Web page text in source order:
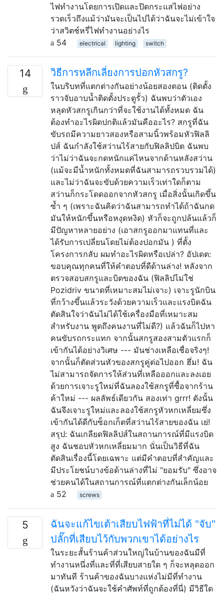
ไฟทำงานโดยการเปิดและปิดกระแสไฟอย่าง
รวดเร็วถึงแม้ว่ามันจะเป็นไปได้ว่าฉันจะไม่เข้าใจ
ว่าสวิตช์หรี่ไฟทำงานอย่างไร
54
electrical lighting switch
14 วิธีการหลีกเลี่ยงการปอกหัวสกรู?
ในบริบทที่แตกต่างกันอย่างน้อยสองตอน (ติดตั้ง
ราวจับอาบน้ำติดตั้งประตูรั้ว) ฉันพบว่าตัวเอง
หลุดหัวสกรูเกินกว่าที่จะใช้งานได้ทั้งหมด ฉัน
ต้องทำอะไรผิดปกติแล้วมันคืออะไร? สกรูที่ฉัน
ขับรถมีความยาวสองหรือสามนิ้วพร้อมหัวฟิลลิ
ปส์ ฉันกำลังใช้สว่านไร้สายกับฟิลลิปบิต ฉันพบ
ว่าไม่ว่าฉันจะกดหนักแค่ไหนจากด้านหลังสว่าน
(แม้จะมีน้ำหนักทั้งหมดที่ฉันสามารถรวบรวมได้)
และไม่ว่าฉันจะขับด้วยความเร็วเท่าใดก็ตาม
สว่านก็กระโดดออกจากหัวสกรู เมื่อสิ่งนั้นเกิดขึ้น
ซ้ำ ๆ (เพราะฉันคิดว่าฉันสามารถทำได้ถ้าฉันกด
มันให้หนักขึ้นหรือหงุดหงิด) หัวก็จะถูกปล้นแล้วก็
มีปัญหาหลายอย่าง (เอาสกรูออกมาแทนที่และ
ได้รับการเปลี่ยนโดยไม่ต้องปอกมัน ) ที่ตั้ง
โครงการกลับ ผมทำอะไรผิดหรือเปล่า? อัปเดต:
ขอบคุณทุกคนที่ให้คำตอบที่ดีด้านล่าง! หลังจาก
ตรวจสอบสกรูและบิตของฉัน (ฟิลลิปไม่ใช่
Pozidriv ขนาดที่เหมาะสมไม่เจาะ) เจาะรูนักบิน
ที่กว้างขึ้นแล้วระวังด้วยความเร็วและแรงบิดฉัน
ตัดสินใจว่าฉันไม่ได้ใช้เครื่องมือที่เหมาะสม
สำหรับงาน พูดถึงคนงานที่ไม่ดี?) แล้วฉันก็ไปหา
คนขับรถกระแทก จากนั้นสกรูสองสามตัวแรกก็
เข้ากันได้อย่างวิเศษ --- มันช่างเหลือเชื่อจริงๆ!
จากนั้นก็ตัดส่วนหัวของสกรูคู่ต่อไปออก ฮึ่ม! ฉัน
ไม่สามารถจัดการให้ส่วนที่เหลือออกและลงเอย
ด้วยการเจาะรูใหม่ที่ฉันลองใช้สกรูที่ซื้อจากร้าน
ค้าใหม่ --- ผลลัพธ์เดียวกัน สองเท่า grrr! ดังนั้น
ฉันจึงเจาะรูใหม่และลองใช้สกรูหัวหกเหลี่ยมซึ่ง
เข้ากันได้ดีกับซ็อกเก็ตที่สว่านไร้สายของฉัน เย่!
สรุป: ฉันเกลียดฟิลลิปส์ในสถานการณ์ที่มีแรงบิด
สูง ฉันชอบหัวหกเหลี่ยมมาก นั่นเป็นวิธีที่ฉัน
ตัดสินเรื่องนี้โดยเฉพาะ แต่มีคำตอบที่สำคัญและ
มีประโยชน์บางข้อด้านล่างที่ไม่ "ยอมรับ" ซึ่งอาจ
ช่วยคนได้ในสถานการณ์ที่แตกต่างกันเล็กน้อย
52
screws
5
ฉันจะแก้ไขเต้าเสียบไฟฟ้าที่ไม่ได้ "จับ"
ปลั๊กที่เสียบไว้กับพวกเขาได้อย่างไร
ในระยะสั้นร้านค้าส่วนใหญ่ในบ้านของฉันมีที่
ทำงานหนึ่งที่และที่ที่เสียบสายใด ๆ ก็จะหลุดออก
มาทันที ร้านค้าของฉันบางแห่งไม่มีที่ทำงาน
(ฉันหวังว่าฉันจะใช้คำศัพท์ที่ถูกต้องที่นี่) มีวิธีใด